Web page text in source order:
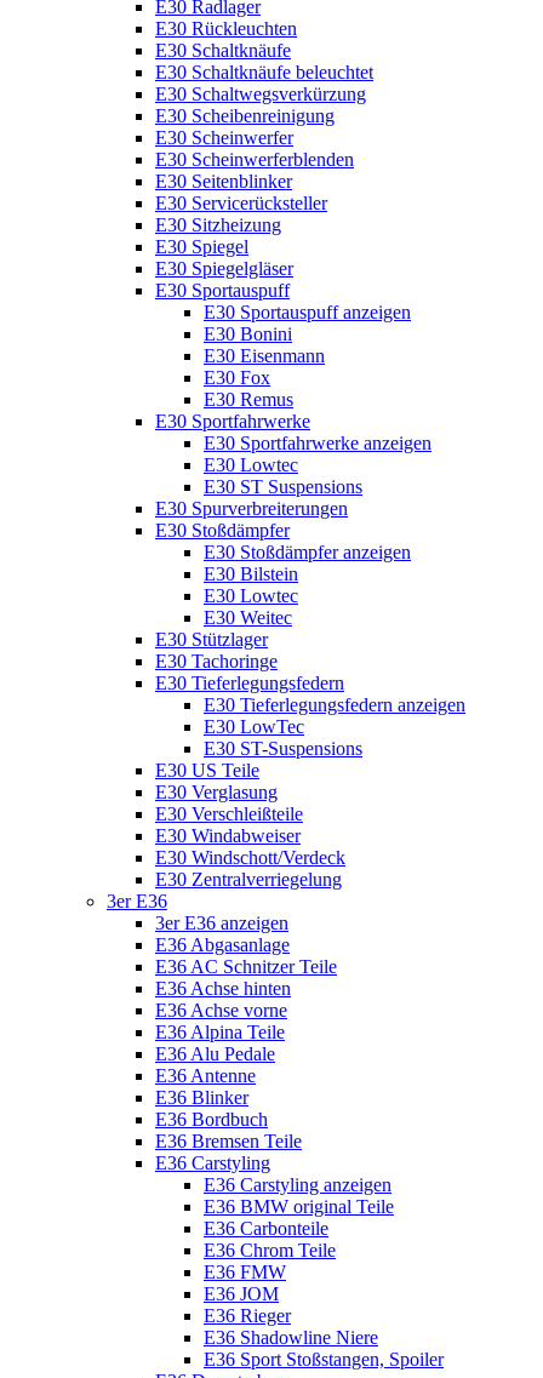
E30 Radlager
E30 Rückleuchten
E30 Schaltknäufe
E30 Schaltknäufe beleuchtet
E30 Schaltwegsverkürzung
E30 Scheibenreinigung
E30 Scheinwerfer
E30 Scheinwerferblenden
E30 Seitenblinker
E30 Servicerücksteller
E30 Sitzheizung
E30 Spiegel
E30 Spiegelgläser
E30 Sportauspuff
E30 Sportauspuff anzeigen
E30 Bonini
E30 Eisenmann
E30 Fox
E30 Remus
E30 Sportfahrwerke
E30 Sportfahrwerke anzeigen
E30 Lowtec
E30 ST Suspensions
E30 Spurverbreiterungen
E30 Stoßdämpfer
E30 Stoßdämpfer anzeigen
E30 Bilstein
E30 Lowtec
E30 Weitec
E30 Stützlager
E30 Tachoringe
E30 Tieferlegungsfedern
E30 Tieferlegungsfedern anzeigen
E30 LowTec
E30 ST-Suspensions
E30 US Teile
E30 Verglasung
E30 Verschleißteile
E30 Windabweiser
E30 Windschott/Verdeck
E30 Zentralverriegelung
3er E36
3er E36 anzeigen
E36 Abgasanlage
E36 AC Schnitzer Teile
E36 Achse hinten
E36 Achse vorne
E36 Alpina Teile
E36 Alu Pedale
E36 Antenne
E36 Blinker
E36 Bordbuch
E36 Bremsen Teile
E36 Carstyling
E36 Carstyling anzeigen
E36 BMW original Teile
E36 Carbonteile
E36 Chrom Teile
E36 FMW
E36 JOM
E36 Rieger
E36 Shadowline Niere
E36 Sport Stoßstangen, Spoiler